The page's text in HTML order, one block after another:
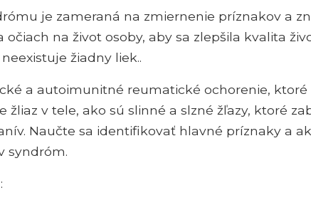
je zameraná na zmiernenie príznakov a
na život osoby, aby sa zlepšila kvalita
žiadny liek..
a autoimunitné reumatické ochorenie, ktoré
žliaz v tele, ako sú slinné a slzné žľazy, ktoré
Naučte sa identifikovať hlavné príznaky a
syndróm.